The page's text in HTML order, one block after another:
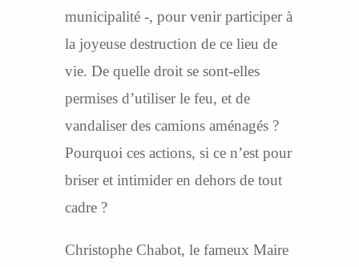
municipalité -, pour venir participer à
la joyeuse destruction de ce lieu de
vie. De quelle droit se sont-elles
permises d’utiliser le feu, et de
vandaliser des camions aménagés ?
Pourquoi ces actions, si ce n’est pour
briser et intimider en dehors de tout
cadre ?
Christophe Chabot, le fameux Maire